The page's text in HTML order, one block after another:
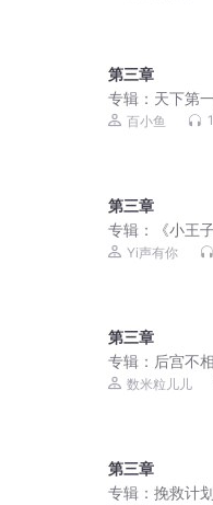
第三章
专辑： 天下第
百小鱼
第三章
专辑：
《小王
Yi声有你
第三章
专辑： 后宫不
数米粒儿儿
第三章
专辑：挽救计